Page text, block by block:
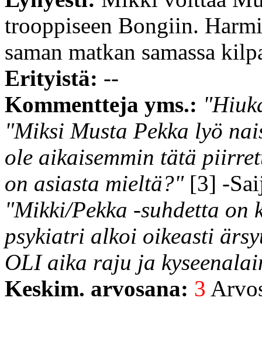
trooppiseen Bongiin.
saman matkan samassa
Erityistä: --
Kommentteja yms.:
"Miksi Musta Pekka lyö
ole aikaisemmin tätä
on asiasta mieltä?"[3] -
"Mikki/Pekka -suhdetta on
psykiatri alkoi oikeasti
OLI aika raju ja
Keskim. arvosana: 3